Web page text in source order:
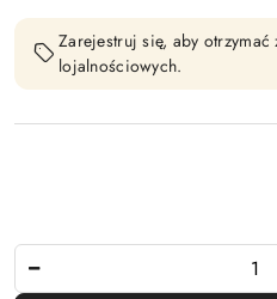
Zarejestruj się, aby otrzymać
lojalnościowych.